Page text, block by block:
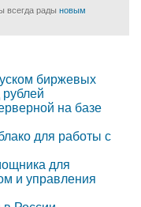
всегда рады новым
биржевых
на базе
для работы с
для
и управления